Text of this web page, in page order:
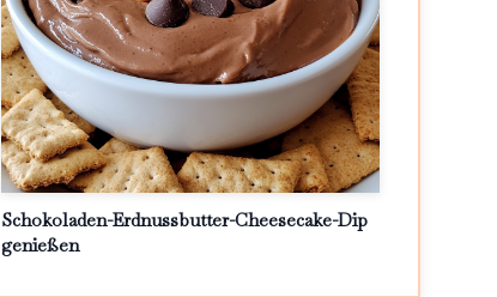
Schokoladen-Erdnussbutter-Cheesecake-Dip
genießen